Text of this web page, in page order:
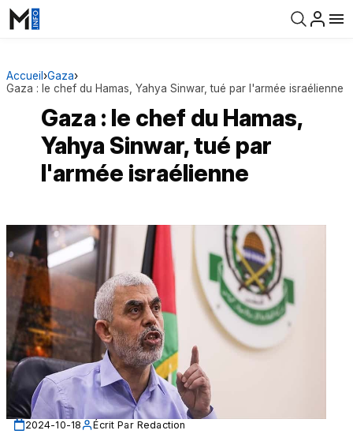
Accueil ›Gaza›
Gaza : le chef du Hamas, Yahya Sinwar, tué par l'armée israélienne
Gaza : le chef du Hamas,
Yahya Sinwar, tué par
l'armée israélienne
2024-10-18 Écrit Par Redaction